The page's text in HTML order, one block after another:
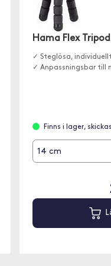
Hama Flex
✓ Steglösa,
✓ Anpassningsbar till
Finns i lager,
14 cm